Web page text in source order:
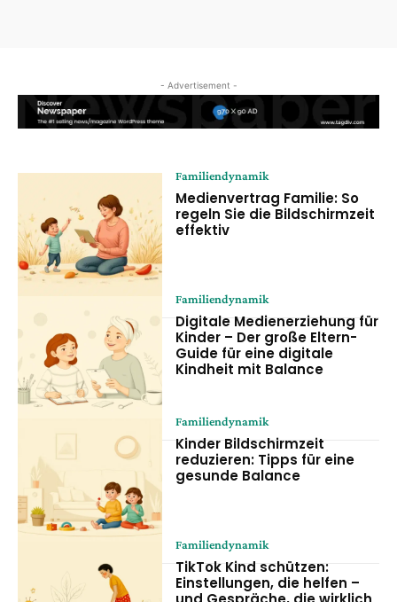
- Advertisement -
Familiendynamik
Medienvertrag Familie: So
regeln Sie die Bildschirmzeit
effektiv
Familiendynamik
Digitale Medienerziehung für
Kinder – Der große Eltern-
Guide für eine digitale
Kindheit mit Balance
Familiendynamik
Kinder Bildschirmzeit
reduzieren: Tipps für eine
gesunde Balance
Familiendynamik
TikTok Kind schützen:
Einstellungen, die helfen –